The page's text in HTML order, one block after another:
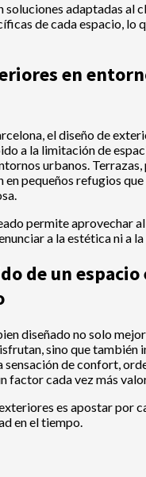
soluciones adaptadas al
de cada espacio, lo
en
el diseño de
a la limitación de
urbanos.
en pequeños refugios
permite aprovechar
a la estética ni a
de un
diseñado no solo
sino que también
sensación de confort,
factor cada vez más
es apostar por
en el tiempo.